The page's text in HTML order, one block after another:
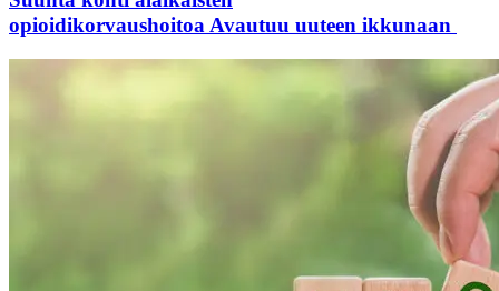
opioidikorvaushoitoa Avautuu uuteen ikkunaan